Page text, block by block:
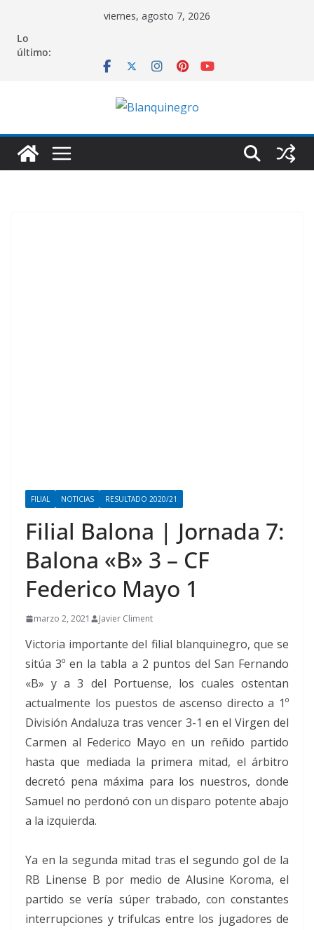
contenido
viernes, agosto 7, 2026
Lo
último:
FILIAL NOTICIAS RESULTADO 2020/21
Filial Balona | Jornada 7:
Balona «B» 3 – CF
Federico Mayo 1
marzo 2, 2021 Javier Climent
Victoria importante del filial blanquinegro, que se
sitúa 3º en la tabla a 2 puntos del San Fernando
«B» y a 3 del Portuense, los cuales ostentan
actualmente los puestos de ascenso directo a 1º
División Andaluza tras vencer 3-1 en el Virgen del
Carmen al Federico Mayo en un reñido partido
hasta que mediada la primera mitad, el árbitro
decretó pena máxima para los nuestros, donde
Samuel no perdonó con un disparo potente abajo
a la izquierda.
Ya en la segunda mitad tras el segundo gol de la
RB Linense B por medio de Alusine Koroma, el
partido se vería súper trabado, con constantes
interrupciones y trifulcas entre los jugadores de